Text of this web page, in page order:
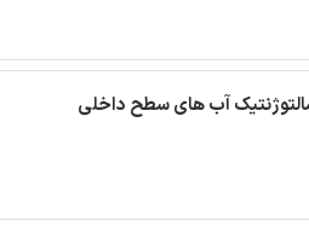
آب های سطح داخلی